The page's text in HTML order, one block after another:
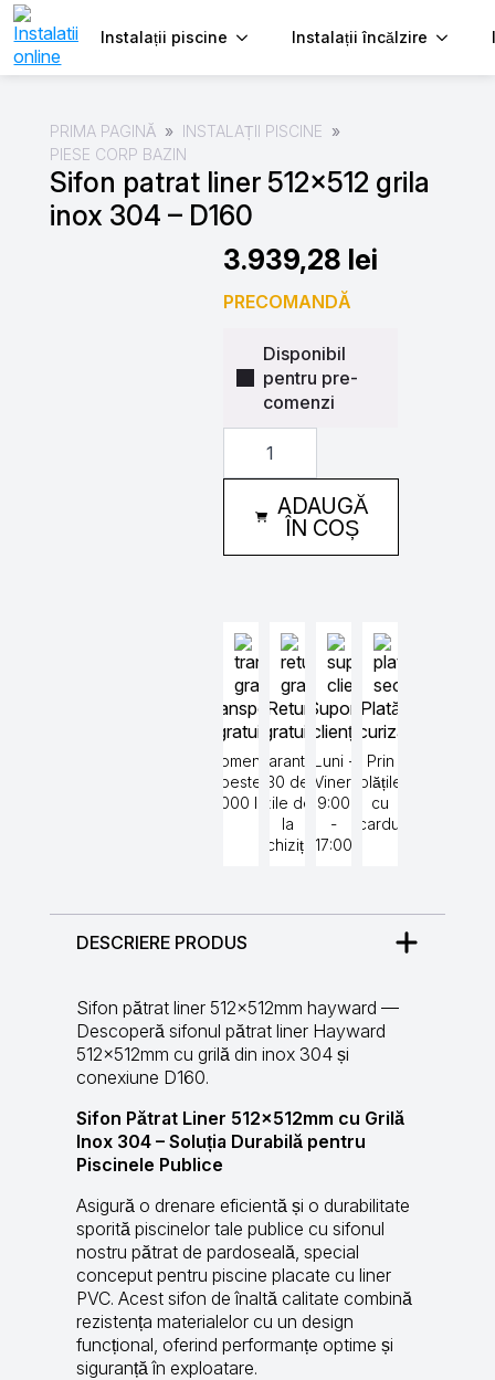
Instalații piscine Instalații încălzire
PRIMA PAGINĂ
INSTALAȚII PISCINE
PIESE CORP BAZIN
Sifon patrat liner 512×512 grila
inox 304 – D160
3.939,28 lei
PRECOMANDĂ
Disponibil
pentru pre-
comenzi
Cantitate
512x512
304
ADAUGĂ
ÎN COȘ
Transport
gratuit
Comenzi
peste
5000 lei
Retur
gratuit
Garantat
30 de
zile de
la
achiziție
Suport
clienți
Luni -
Vineri
9:00
-
17:00
Plată
securizată
Prin
plățile
cu
cardul
DESCRIERE PRODUS
Sifon pătrat liner 512x512mm hayward —
Descoperă sifonul pătrat liner Hayward
512x512mm cu grilă din inox 304 și
conexiune D160.
Sifon Pătrat Liner 512x512mm cu Grilă
Inox 304 – Soluția Durabilă pentru
Piscinele Publice
Asigură o drenare eficientă și o durabilitate
sporită piscinelor tale publice cu sifonul
nostru pătrat de pardoseală, special
conceput pentru piscine placate cu liner
PVC. Acest sifon de înaltă calitate combină
rezistența materialelor cu un design
funcțional, oferind performanțe optime și
siguranță în exploatare.